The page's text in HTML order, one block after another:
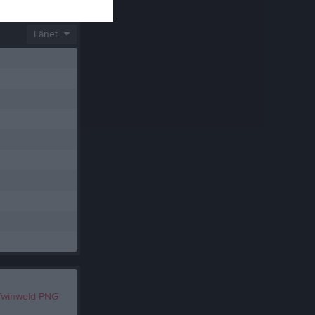
Länet